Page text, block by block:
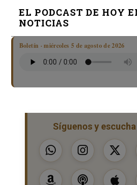
EL PODCAST DE HOY
NOTICIAS
Boletín · miércoles 5 de agosto de 2026
Síguenos y